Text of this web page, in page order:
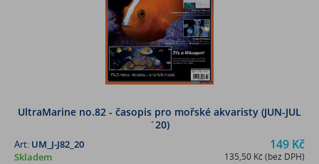
UltraMarine no.82 - časopis pro mořské akvaristy (JUN-JUL
´20)
149 Kč
135,50 Kč (bez DPH)
Art: UM_J-J82_20
Skladem